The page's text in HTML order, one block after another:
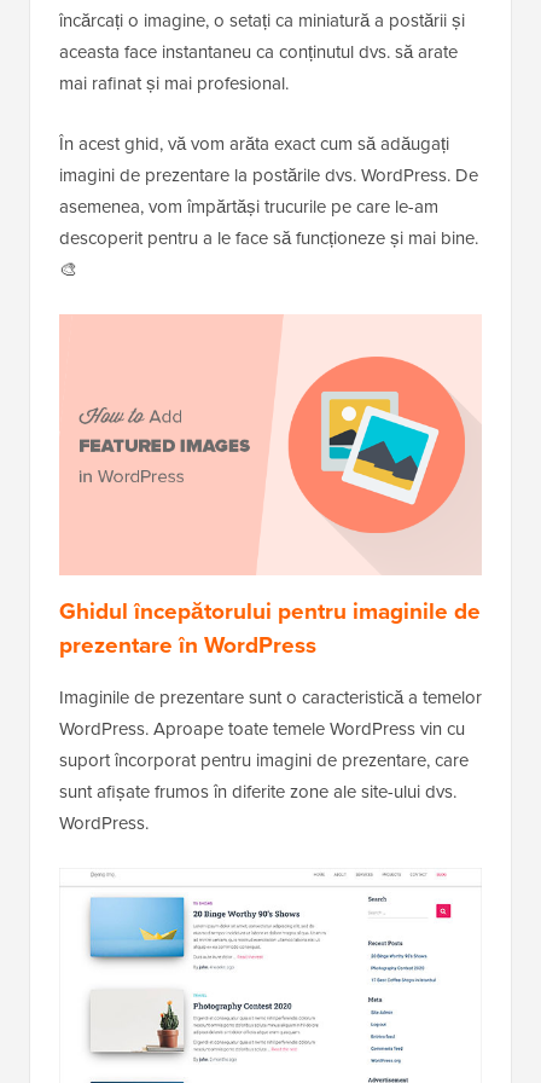
încărcați o imagine, o setați ca miniatură a postării și
aceasta face instantaneu ca conținutul dvs. să arate
mai rafinat și mai profesional.
În acest ghid, vă vom arăta exact cum să adăugați
imagini de prezentare la postările dvs. WordPress. De
asemenea, vom împărtăși trucurile pe care le-am
descoperit pentru a le face să funcționeze și mai bine.
🎨
Ghidul începătorului pentru imaginile de
prezentare în WordPress
Imaginile de prezentare sunt o caracteristică a temelor
WordPress. Aproape toate temele WordPress vin cu
suport încorporat pentru imagini de prezentare, care
sunt afișate frumos în diferite zone ale site-ului dvs.
WordPress.